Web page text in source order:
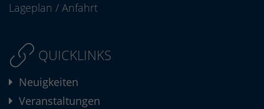
Lageplan / Anfahrt
QUICKLINKS
Neuigkeiten
Veranstaltungen